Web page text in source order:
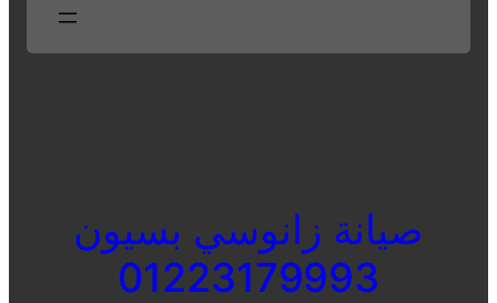
صيانة زانوسي بسيون
01223179993